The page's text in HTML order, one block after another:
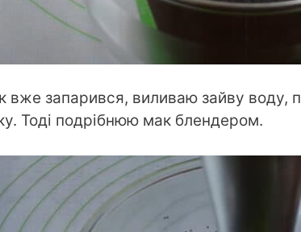
вже запарився, виливаю зайву воду,
Тоді подрібнюю мак блендером.